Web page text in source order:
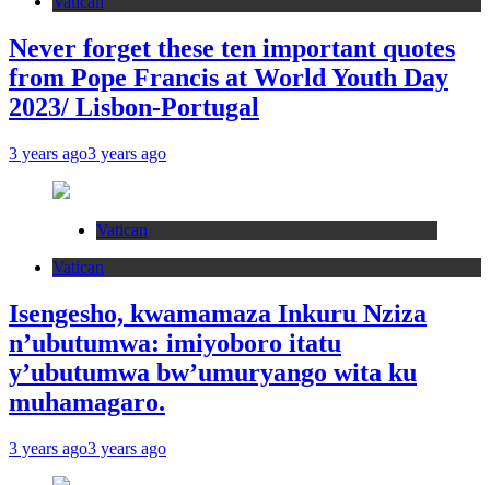
Never forget these ten important quotes
from Pope Francis at World Youth Day
2023/ Lisbon-Portugal
3 years ago3 years ago
Vatican
Vatican
Isengesho, kwamamaza Inkuru Nziza
n’ubutumwa: imiyoboro itatu
y’ubutumwa bw’umuryango wita ku
muhamagaro.
3 years ago3 years ago